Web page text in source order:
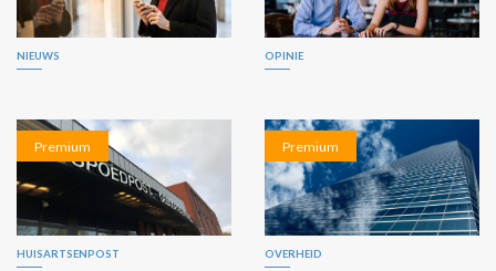
NIEUWS OPINIE
Premium
HUISARTSENPOST
Premium
OVERHEID